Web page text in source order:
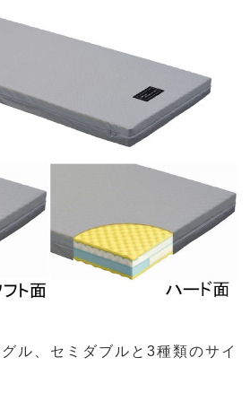
ル、セミダブルと3種類のサイ